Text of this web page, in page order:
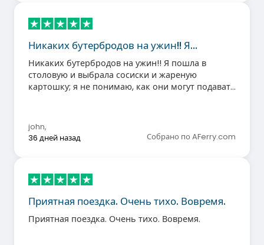
Никаких бутербродов на ужин!! Я…
Никаких бутербродов на ужин!! Я пошла в
столовую и выбрала сосиски и жареную
картошку; я не понимаю, как они могут подавать
вкусная картошка!! Было бы здорово, если бы
был более надежный поставщик картофеля.
john,
36 дней назад
Собрано по AFerry.com
Приятная поездка. Очень тихо. Вовремя.
Приятная поездка. Очень тихо. Вовремя.